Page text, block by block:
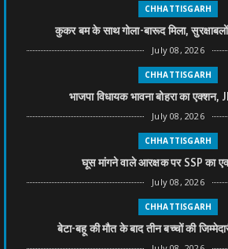
CHHATTISGARH
कुकर बम के साथ गोला-बारूद मिला,
July 08, 2026
CHHATTISGARH
भाजपा विधायक भावना बोहरा का एक्शन,
July 08, 2026
CHHATTISGARH
घूस मांगने वाले आरक्षक पर SSP का
July 08, 2026
CHHATTISGARH
बेटा-बहू की मौत के बाद तीन बच्चों की